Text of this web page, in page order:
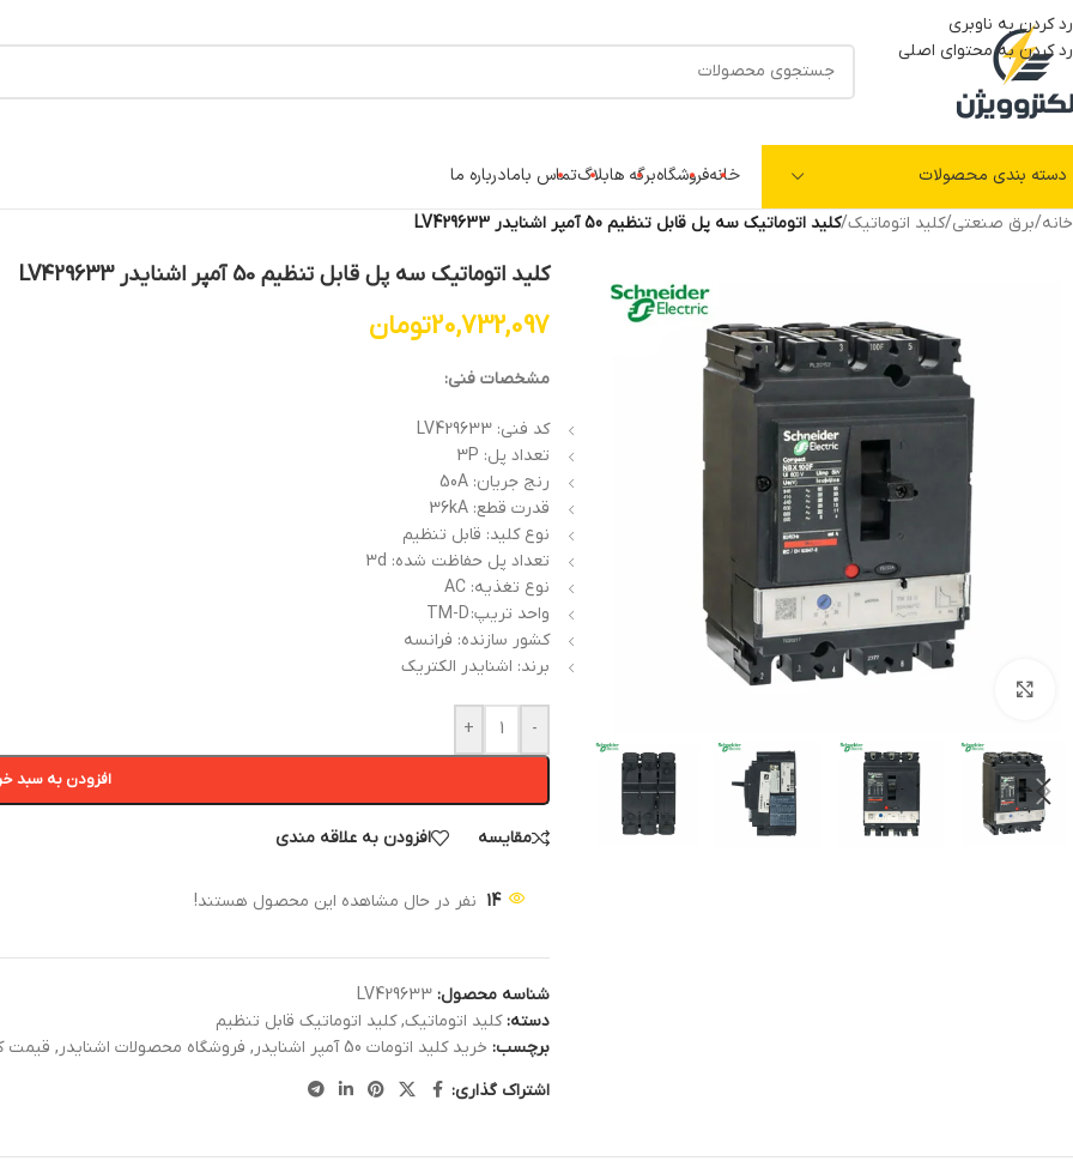
رد کردن به ناوبری
رد کردن به محتوای اصلی
دسته بندی محصولات خانهفروشگاهبرگه هابلاگتماس بامادرباره ما
خانه/برق صنعتی/کلید اتوماتیک/کلید اتوماتیک سه پل قابل تنظیم 50 آمپر اشنایدر LV429633
کلید اتوماتیک سه پل قابل تنظیم 50 آمپر اشنایدر LV429633
20,732,097تومان
مشخصات فنی:
کد فنی: LV429633
تعداد پل: 3P
رنج جریان: 50A
قدرت قطع: 36kA
نوع کلید: قابل تنظیم
تعداد پل حفاظت شده: 3d
نوع تغذیه: AC
واحد تریپ: TM-D
کشور سازنده: فرانسه
برند: اشنایدر الکتریک
-
+
افزودن به سبد
مقایسه افزودن به علاقه مندی
14 نفر در حال مشاهده این محصول هستند!
شناسه محصول: LV429633
دسته: کلید اتوماتیک, کلید اتوماتیک قابل تنظیم
برچسب: خرید کلید اتومات 50 آمپر اشنایدر , فروشگاه محصولات اشنایدر, قیمت
اشتراک گذاری: